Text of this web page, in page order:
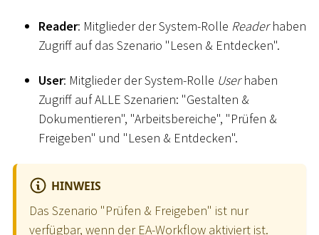
Reader: Mitglieder der System-Rolle Readerhaben
Zugriff auf das Szenario "Lesen & Entdecken".
User: Mitglieder der System-Rolle Userhaben
Zugriff auf ALLE Szenarien: "Gestalten &
Dokumentieren", "Arbeitsbereiche", "Prüfen &
Freigeben" und "Lesen & Entdecken".
HINWEIS
Das Szenario "Prüfen & Freigeben" ist nur
verfügbar, wenn der EA-Workflow aktiviert ist.